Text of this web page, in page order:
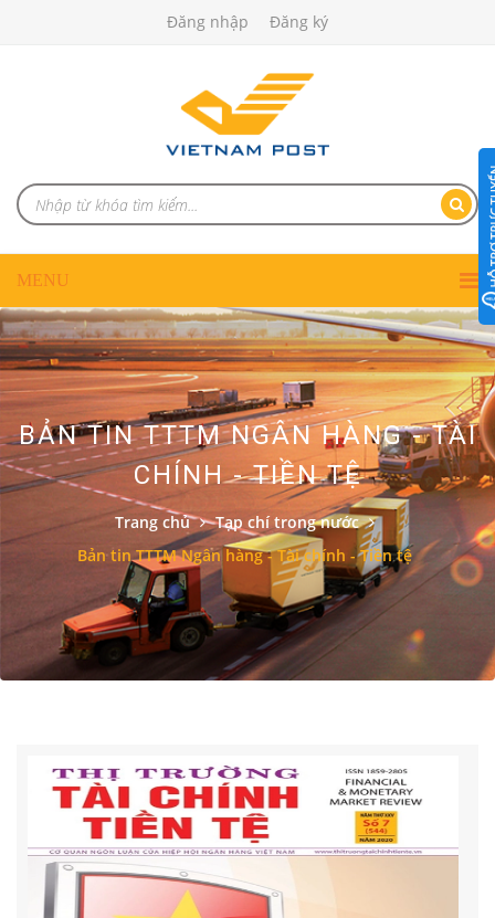
Đăng nhập Đăng ký
BẢN TIN TTTM NGÂN HÀNG - TÀI
CHÍNH - TIỀN TỆ
Trang chủ
Tạp chí trong nước
Bản tin TTTM Ngân hàng - Tài chính - Tiền tệ